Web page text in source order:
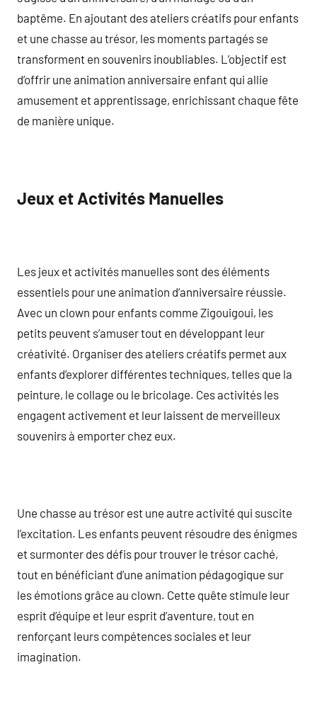
baptême. En ajoutant des ateliers créatifs pour enfants
et une chasse au trésor, les moments partagés se
transforment en souvenirs inoubliables. L’objectif est
d’offrir une animation anniversaire enfant qui allie
amusement et apprentissage, enrichissant chaque fête
de manière unique.
Jeux et Activités Manuelles
Les jeux et activités manuelles sont des éléments
essentiels pour une animation d’anniversaire réussie.
Avec un clown pour enfants comme Zigouigoui, les
petits peuvent s’amuser tout en développant leur
créativité. Organiser des ateliers créatifs permet aux
enfants d’explorer différentes techniques, telles que la
peinture, le collage ou le bricolage. Ces activités les
engagent activement et leur laissent de merveilleux
souvenirs à emporter chez eux.
Une chasse au trésor est une autre activité qui suscite
l’excitation. Les enfants peuvent résoudre des énigmes
et surmonter des défis pour trouver le trésor caché,
tout en bénéficiant d’une animation pédagogique sur
les émotions grâce au clown. Cette quête stimule leur
esprit d’équipe et leur esprit d’aventure, tout en
renforçant leurs compétences sociales et leur
imagination.